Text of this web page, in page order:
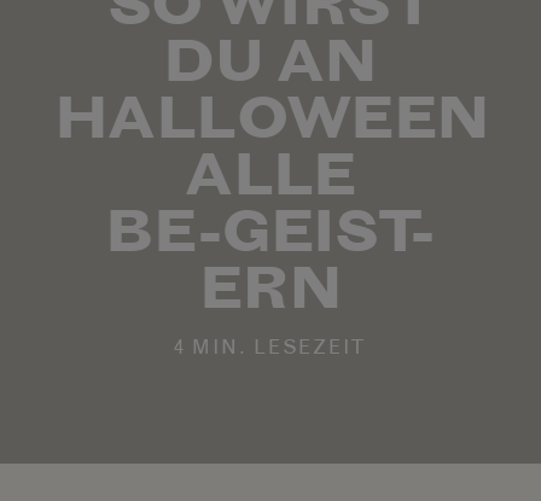
DU AN
HALLOWEEN
ALLE
BE-GEIST-
ERN
4 MIN. LESEZEIT